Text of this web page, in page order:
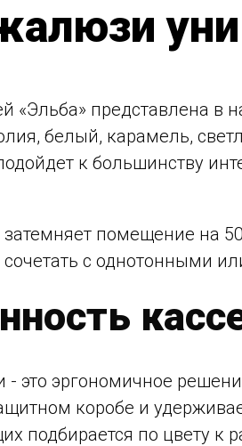
«Эльба» представлена в
белый, карамель,
к большинству
помещение на
с однотонными
это эргономичное
коробе и
подбирается по цвету к